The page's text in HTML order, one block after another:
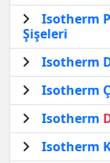
Isotherm
Şişeleri
Isotherm
Isotherm
Isotherm
Isotherm